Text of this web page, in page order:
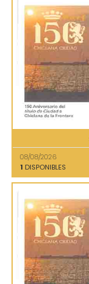
08/08/2026
1 DISPONIBLES